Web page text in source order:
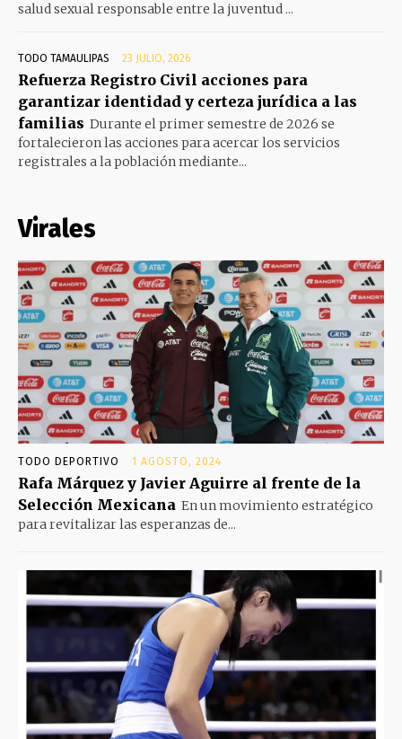
salud sexual responsable entre la juventud ...
TODO TAMAULIPAS 23 JULIO, 2026
Refuerza Registro Civil acciones para
garantizar identidad y certeza jurídica a las
familias Durante el primer semestre de 2026 se
fortalecieron las acciones para acercar los servicios
registrales a la población mediante...
Virales
TODO DEPORTIVO 1 AGOSTO, 2024
Rafa Márquez y Javier Aguirre al frente de la
Selección Mexicana En un movimiento estratégico
para revitalizar las esperanzas de...